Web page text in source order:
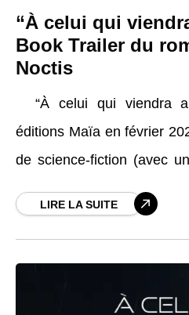
“À celui qui
Book Trailer du
Noctis
“À celui qui viendra
éditions Maïa en février
de science-fiction (avec
H. L . Noctis. Bienvenue à
LIRE LA SUITE